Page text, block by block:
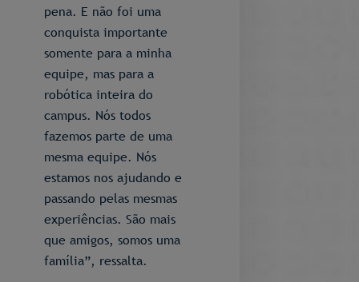
pena. E não foi uma
conquista importante
somente para a minha
equipe, mas para a
robótica inteira do
campus. Nós todos
fazemos parte de uma
mesma equipe. Nós
estamos nos ajudando e
passando pelas mesmas
experiências. São mais
que amigos, somos uma
família”, ressalta.